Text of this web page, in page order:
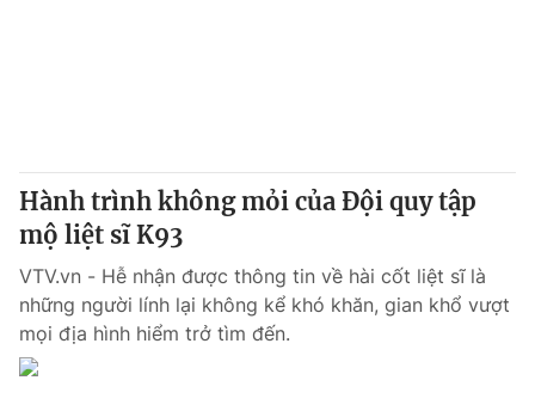
Hành trình không mỏi của Đội quy tập
mộ liệt sĩ K93
VTV.vn - Hễ nhận được thông tin về hài cốt liệt sĩ là
những người lính lại không kể khó khăn, gian khổ vượt
mọi địa hình hiểm trở tìm đến.